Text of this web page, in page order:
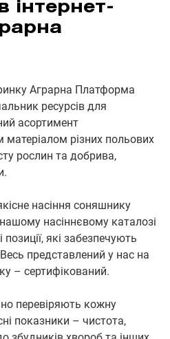
інтернет-
Аграрна Платформа
ресурсів для
асортимент
матеріалом різних польових
рослин та добрива,
насіння соняшнику
нашому насіннєвому каталозі
позиції, які забезпечують
представлений у нас на
– сертифікований.
перевіряють кожну
показники – чистота,